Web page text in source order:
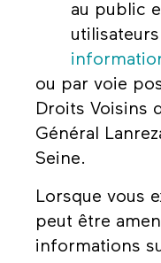
au public
ou par voie
Droits Voisins
Général
Seine.
Lorsque vous
peut être
informations